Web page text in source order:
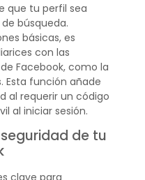
que tu perfil sea
búsqueda.
básicas, es
con las
Facebook, como la
Esta función añade
al requerir un código
al iniciar sesión.
de tu
clave para